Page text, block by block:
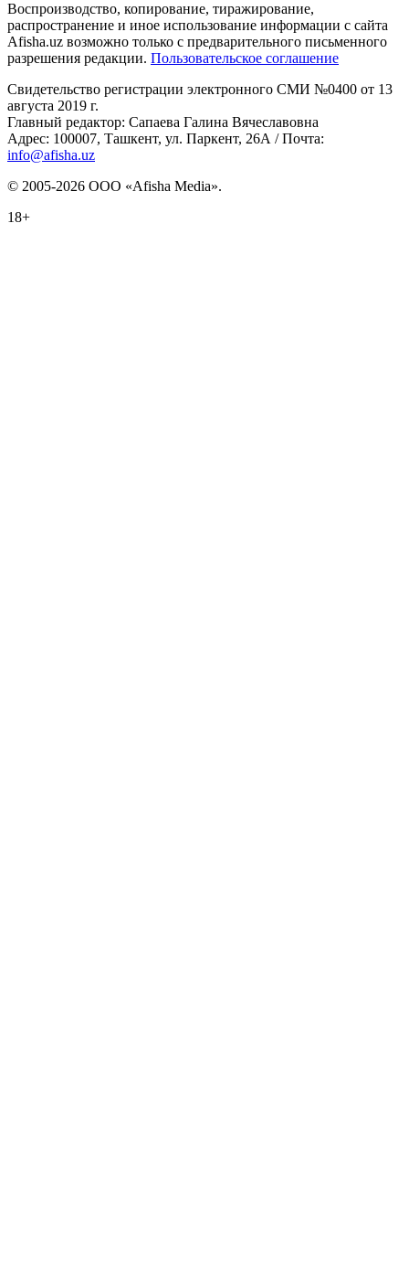
Воспроизводство, копирование, тиражирование,
распространение и иное использование информации с сайта
Afisha.uz возможно только с предварительного письменного
разрешения редакции. Пользовательское соглашение
Свидетельство регистрации электронного СМИ №0400 от 13
августа 2019 г.
Главный редактор: Сапаева Галина Вячеславовна
Адрес: 100007, Ташкент, ул. Паркент, 26А / Почта:
info@afisha.uz
© 2005-2026 ООО «Afisha Media».
18+